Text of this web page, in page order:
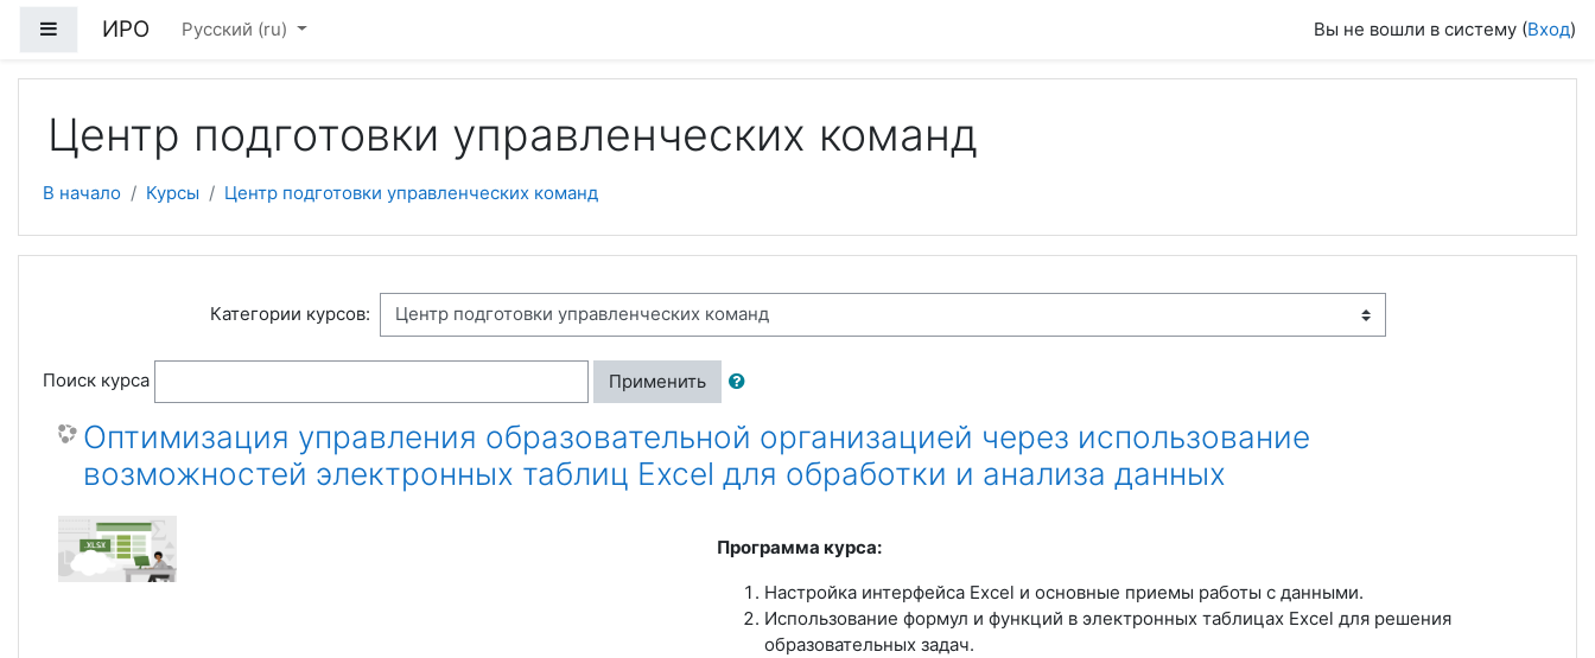
Боковая панель
ИРО Русский ‎(ru)‎ Вы не вошли в систему (Вход)
Центр подготовки управленческих команд
В начало Курсы Центр подготовки управленческих команд
Категории курсов:
Поиск курса Применить
Оптимизация управления образовательной организацией через использование
возможностей электронных таблиц Excel для обработки и анализа данных
Программа курса:
Настройка интерфейса Excel иосновные приемы работы с данными.
Использование формул и функций вэлектронных таблицах Excel для решения
образовательных задач.